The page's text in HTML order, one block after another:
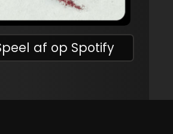
af op Spotify